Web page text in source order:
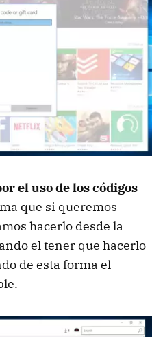
el uso de los códigos
que si queremos
hacerlo desde la
el tener que hacerlo
de esta forma el